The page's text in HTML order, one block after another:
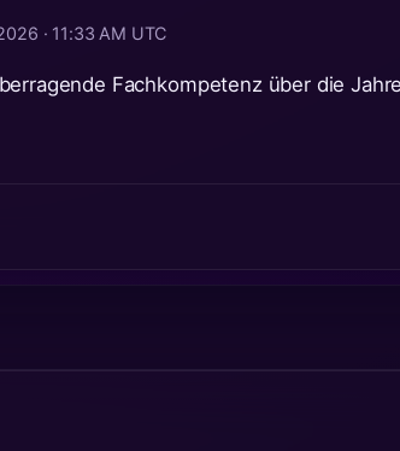
· 11:33 AM UTC
Fachkompetenz über die